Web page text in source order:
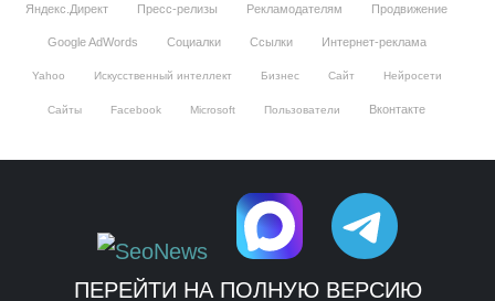
Яндекс.Директ Пресс-релизы Рекламодателям Продвижение
Google AdWords Социалки Ссылки Интернет-реклама
Yahoo Искусственный интеллект Бизнес Сайт Нейросети
Сайты Facebook Microsoft Пользователи Вконтакте
ПЕРЕЙТИ НА ПОЛНУЮ ВЕРСИЮ